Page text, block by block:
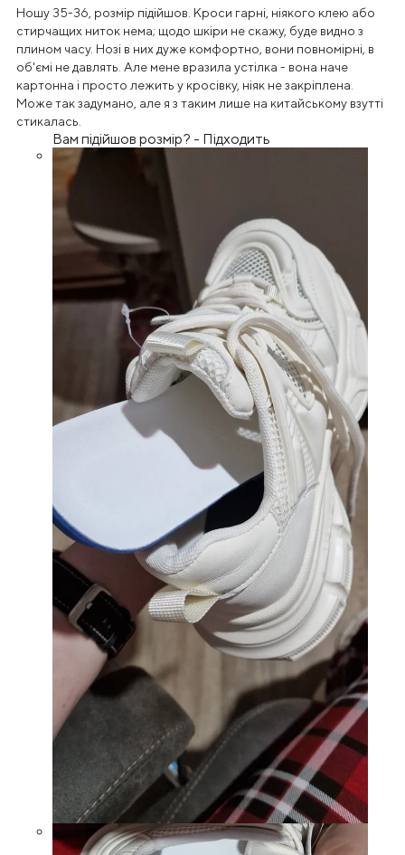
Ношу 35-36, розмір підійшов. Кроси гарні, ніякого клею або
стирчащих ниток нема; щодо шкіри не скажу, буде видно з
плином часу. Нозі в них дуже комфортно, вони повномірні, в
об'ємі не давлять. Але мене вразила устілка - вона наче
картонна і просто лежить у кросівку, ніяк не закріплена.
Може так задумано, але я з таким лише на китайському взутті
стикалась.
Вам підійшов розмір? - Підходить